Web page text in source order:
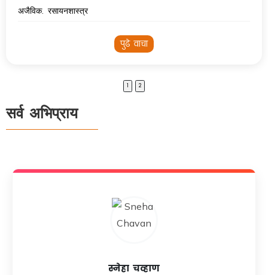
अजैविक. रसायनशास्त्र
पुढे वाचा
1 2
सर्व अभिप्राय
स्नेहा चव्हाण